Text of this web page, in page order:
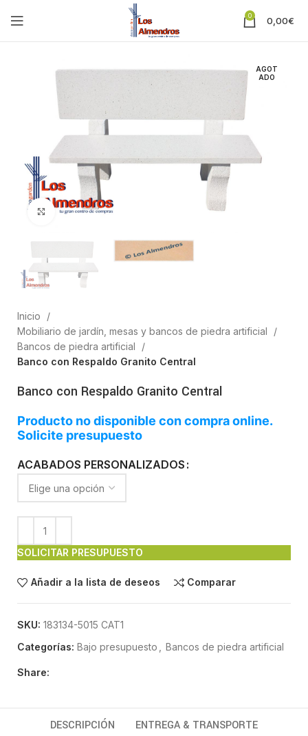
0 0,00€
AGOT
ADO
Clic para ampliar
Inicio
Mobiliario de jardín, mesas y bancos de piedra artificial
Bancos de piedra artificial
Banco con Respaldo Granito Central
Banco con Respaldo Granito Central
Producto no disponible con compra online.
Solicite presupuesto
ACABADOS PERSONALIZADOS
SOLICITAR PRESUPUESTO
Añadir a la lista de deseos Comparar
SKU: 183134-5015 CAT1
Categorías: Bajo presupuesto Bancos de piedra artificial
Share:
DESCRIPCIÓN ENTREGA & TRANSPORTE